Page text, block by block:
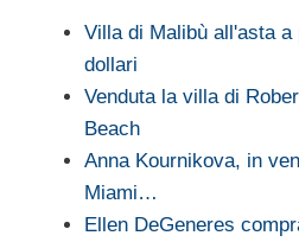
Villa di Malibù all'asta a
dollari
Venduta la villa di
Beach
Anna Kournikova, in
Miami…
Ellen DeGeneres